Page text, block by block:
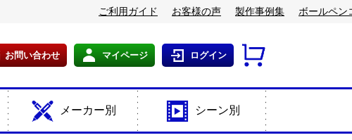
ご利用ガイド お客様の声 製作事例集 ボールペン
お問い合わせ マイページ ログイン
メーカー別 シーン別